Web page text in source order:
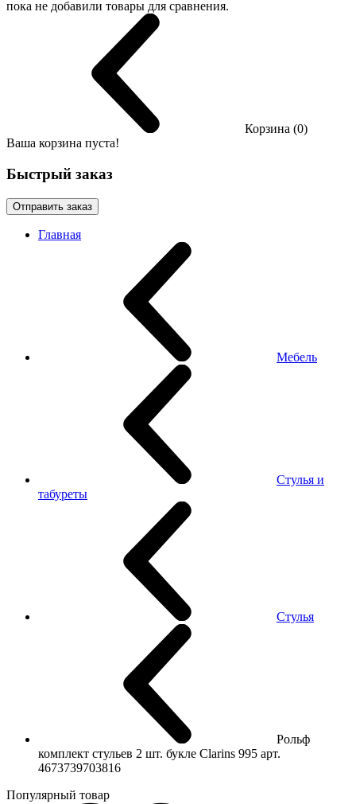
пока не добавили товары для сравнения.
Корзина (0)
Ваша корзина пуста!
Быстрый заказ
Отправить заказ
Главная
Мебель
Стулья и
табуреты
Стулья
Рольф
комплект стульев 2 шт. букле Clarins 995 арт.
4673739703816
Популярный товар